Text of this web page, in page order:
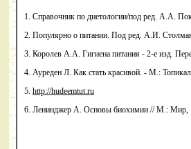
1. Справочник по диетологии/под ред. А.А.
2. Популярно о питании. Под ред. А.И.
3. Королев А.А. Гигиена питания - 2-е изд.
4. Ауреден Л. Как стать красивой. - М.:
5. http://hudeemtut.ru
6. Ленинджер А. Основы биохимии // М.: Мир,